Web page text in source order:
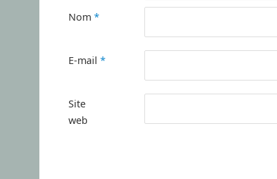
Nom *
E-mail *
Site
web